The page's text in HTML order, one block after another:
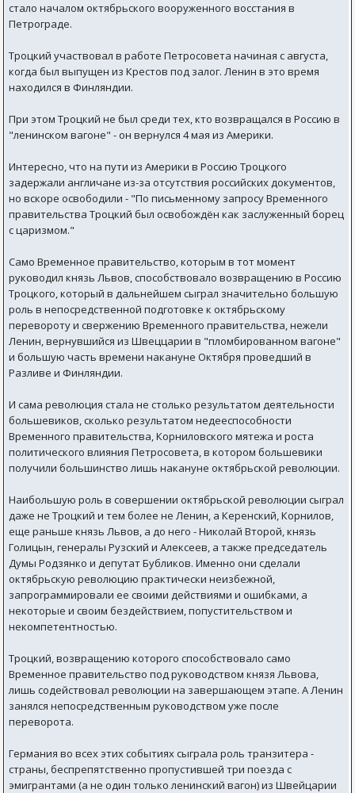
стало началом октябрьского вооруженного восстания в
Петрограде.
Троцкий участвовал в работе Петросовета начиная с августа,
когда был выпущен из Крестов под залог. Ленин в это время
находился в Финляндии.
При этом Троцкий не был среди тех, кто возвращался в Россию в
"ленинском вагоне" - он вернулся 4 мая из Америки.
Интересно, что на пути из Америки в Россию Троцкого
задержали англичане из-за отсутствия российских документов,
но вскоре освободили - "По письменному запросу Временного
правительства Троцкий был освобождён как заслуженный борец
с царизмом."
Само Временное правительство, которым в тот момент
руководил князь Львов, способствовало возвращению в Россию
Троцкого, который в дальнейшем сыграл значительно большую
роль в непосредственной подготовке к октябрьскому
перевороту и свержению Временного правительства, нежели
Ленин, вернувшийся из Швеццарии в "пломбированном вагоне"
и большую часть времени накануне Октября проведший в
Разливе и Финляндии.
И сама революция стала не столько результатом деятельности
большевиков, сколько результатом недееспособности
Временного правительства, Корниловского мятежа и роста
политического влияния Петросовета, в котором большевики
получили большинство лишь накануне октябрьской революции.
Наибольшую роль в совершении октябрьской революции сыграл
даже не Троцкий и тем более не Ленин, а Керенский, Корнилов,
еще раньше князь Львов, а до него - Николай Второй, князь
Голицын, генералы Рузский и Алексеев, а также председатель
Думы Родзянко и депутат Бубликов. Именно они сделали
октябрьскую революцию практически неизбежной,
запрограммировали ее своими действиями и ошибками, а
некоторые и своим бездействием, попустительством и
некомпетентностью.
Троцкий, возвращению которого способствовало само
Временное правительство под руководством князя Львова,
лишь содействовал революции на завершающем этапе. А Ленин
занялся непосредственным руководством уже после
переворота.
Германия во всех этих событиях сыграла роль транзитера -
страны, беспрепятственно пропустившей три поезда с
эмигрантами (а не один только ленинский вагон) из Швейцарии